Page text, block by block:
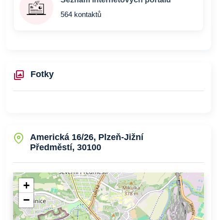
564 kontaktů
Fotky
Americká 16/26, Plzeň-Jižní
Předměstí, 30100
+
−